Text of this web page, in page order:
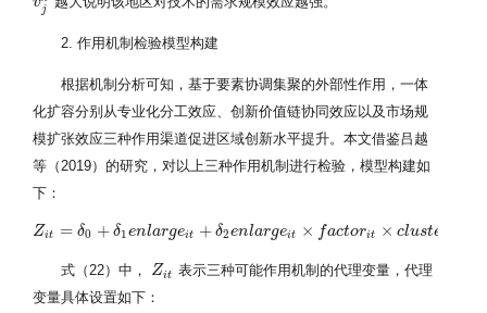
j
2. 作用机制检验模型构建
根据机制分析可知，基于要素协调集聚的外部性作用，一体
化扩容分别从专业化分工效应、创新价值链协同效应以及市场规
模扩张效应三种作用渠道促进区域创新水平提升。本文借鉴吕越
等（2019）的研究，对以上三种作用机制进行检验，模型构建如
下：
Zit = δ0 + δ1enlargeit + δ2enlargeit × factorit × cluste
Zit= δ0 +δ1 en lar geit+δ2enlarg eit×factorit×c us erit+δ3Ci +u i+εit
式（22）中， Zit
Zit
表示三种可能作用机制的代理变量，代理
变量具体设置如下：